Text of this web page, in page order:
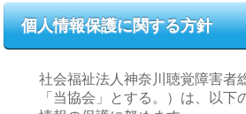
個人情報保護に関する方針
社会福祉法人神奈川聴覚障害者
「当協会」とする。）は、以下